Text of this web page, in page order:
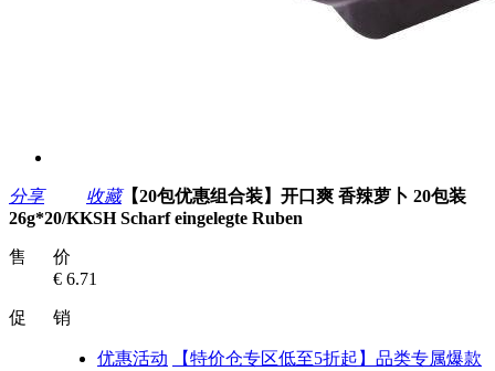
分享 收藏【20包优惠组合装】开口爽 香辣萝卜 20包装
26g*20/KKSH Scharf eingelegte Ruben
售 价
€ 6.71
促 销
优惠活动
【特价仓专区低至5折起】品类专属爆款